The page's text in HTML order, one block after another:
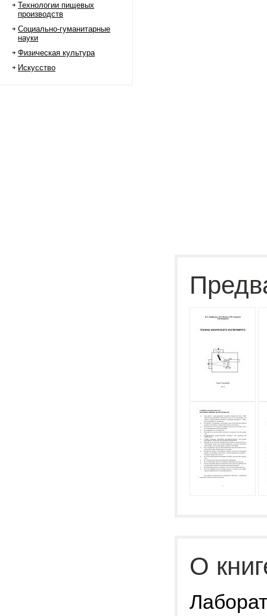
Технологии пищевых
производств
Социально-гуманитарные
науки
Физическая культура
Искусство
О